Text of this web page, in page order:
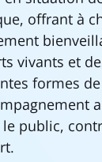
offrant à
vivants et
formes
public,